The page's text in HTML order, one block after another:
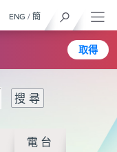
取得
ENG / 簡
電台